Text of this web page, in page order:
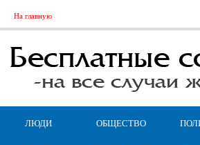
На главную
ЛЮДИ ОБЩЕСТВО